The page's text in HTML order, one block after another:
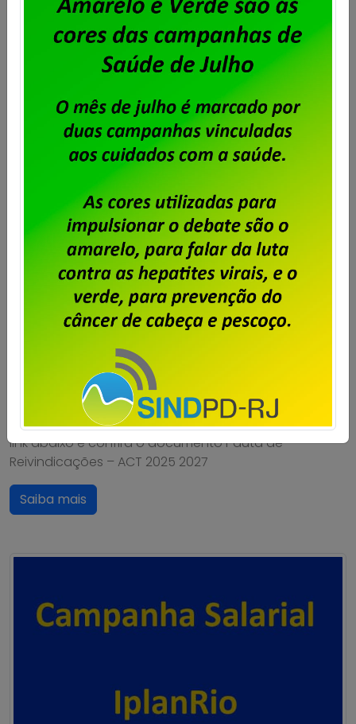
Campanha Salarial IplanRio –
Trabalhadores aprovam pauta de
reivindicações
Publicado por Imprensa em01/04/2025
Em assembleia realizada pela diretoria do Sindpd-RJ
no dia 28 de março, os trabalhadores e
trabalhadoras da IplanRio debateram e aprovaram a
pauta de reivindicações da Campanha Salarial
2025/2027, a ser apresentada à empresa Clique no
link abaixo e confira o documento Pauta de
Reivindicações – ACT 2025 2027
Saiba mais